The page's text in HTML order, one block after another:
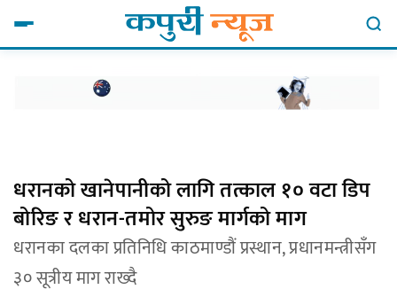
धरानको खानेपानीको लागि तत्काल १० वटा डिप
बोरिङ र धरान-तमोर सुरुङ मार्गको माग
धरानका दलका प्रतिनिधि काठमाण्डौं प्रस्थान, प्रधानमन्त्रीसँग
३० सूत्रीय माग राख्दै